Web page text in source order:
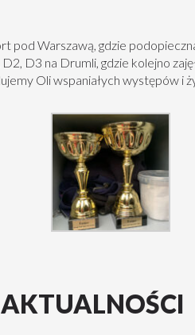
pod Warszawą, gdzie
D3 na Drumli, gdzie kolejno
Oli wspaniałych występów i